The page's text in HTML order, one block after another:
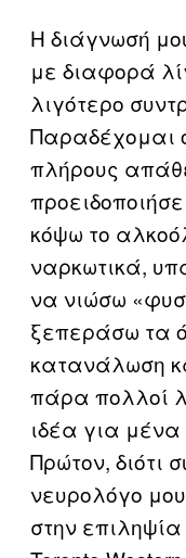
Η διάγνωσή
με διαφορά
λιγότερο
Παραδέχομαι
πλήρους
κόψω το
ναρκωτικά,
να νιώσω
ξεπεράσω τα
κατανάλωση
πάρα πολλοί
ιδέα για
Πρώτον, διότι
νευρολόγο
στην